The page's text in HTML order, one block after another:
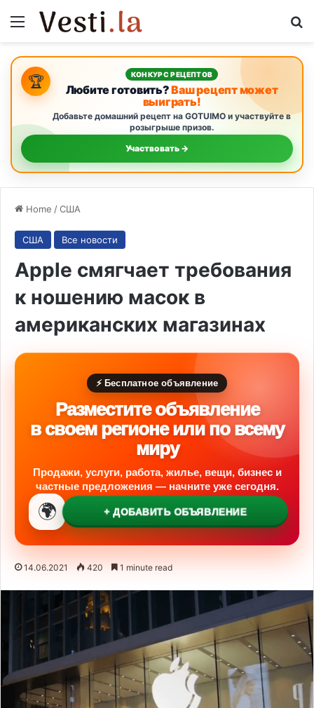
Menu
🏆 КОНКУРС РЕЦЕПТОВ
Любите готовить?Ваш рецепт может
выиграть!
Добавьте домашний рецепт на GOTUIMO и участвуйте в
розыгрыше призов.
Участвовать →
Home /США
США Все новости
Apple смягчает требования
к ношению масок в
американских магазинах
⚡ Бесплатное объявление
Разместите объявление
в своем регионе или по всему
миру
Продажи, услуги, работа, жилье, вещи, бизнес и
частные предложения — начните уже сегодня.
🌍 + ДОБАВИТЬ ОБЪЯВЛЕНИЕ
14.06.2021 420 1 minute read